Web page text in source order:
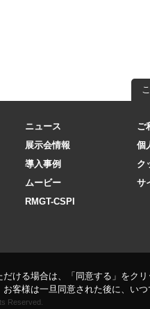
ける場合は、「同意する」をク
客様は一旦同意された後に、い
ニュース
展示会情報
導入事例
ムービー
RMGT-CSPI
ご
個
ク
サ
Reserved.